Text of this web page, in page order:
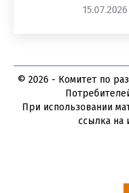
15.07.2026
© 2026 - Комитет по
При использовании
ссылка на